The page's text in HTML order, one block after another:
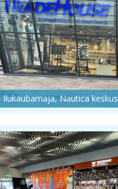
Ilukaubamaja, Nautica keskus